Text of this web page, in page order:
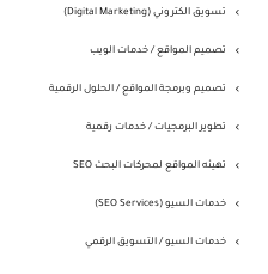
تسويق الكتروني (Digital Marketing)
تصميم المواقع / خدمات الويب
تصميم وبرمجة المواقع / الحلول الرقمية
تطوير البرمجيات / خدمات رقمية
تهيئه المواقع لمحركات البحث SEO
خدمات السيو (SEO Services)
خدمات السيو / التسويق الرقمي